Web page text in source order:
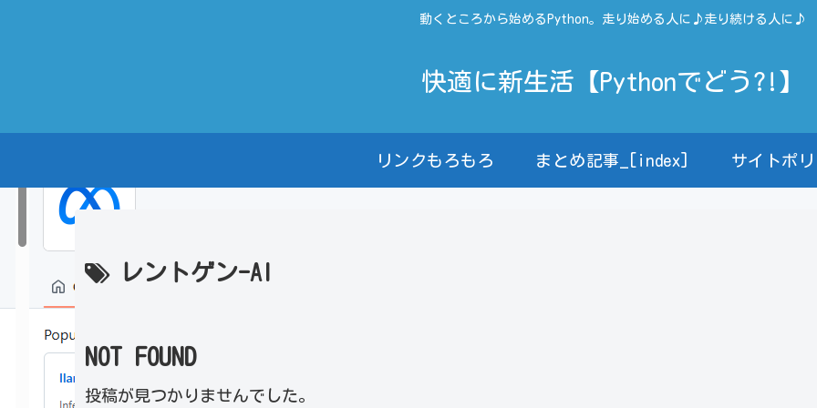
動くところから始めるPython。走り始める人に♪走り続ける人に♪
快適に新生活【Pythonでどう?!】
リンクもろもろ まとめ記事_[index] サイトポ
レントゲン-AI
NOT FOUND
投稿が見つかりませんでした。